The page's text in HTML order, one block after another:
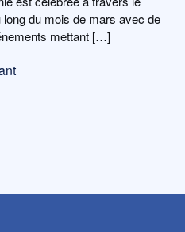
long du mois de mars avec de
mettant […]